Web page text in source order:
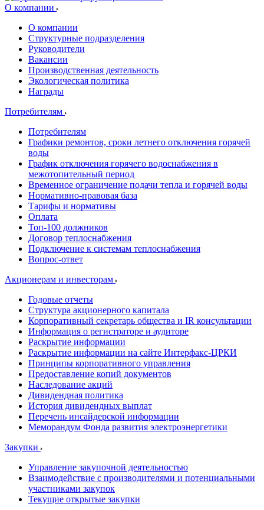
О компании
О компании
Структурные подразделения
Руководители
Вакансии
Производственная деятельность
Экологическая политика
Награды
Потребителям
Потребителям
Графики ремонтов, сроки летнего отключения горячей
воды
График отключения горячего водоснабжения в
межотопительный период
Временное ограничение подачи тепла и горячей воды
Нормативно-правовая база
Тарифы и нормативы
Оплата
Топ-100 должников
Договор теплоснабжения
Подключение к системам теплоснабжения
Вопрос-ответ
Акционерам и инвесторам
Годовые отчеты
Структура акционерного капитала
Корпоративный секретарь общества и IR консультации
Информация о регистраторе и аудиторе
Раскрытие информации
Раскрытие информации на сайте Интерфакс-ЦРКИ
Принципы корпоративного управления
Предоставление копий документов
Наследование акций
Дивидендная политика
История дивидендных выплат
Перечень инсайдерской информации
Меморандум Фонда развития электроэнергетики
Закупки
Управление закупочной деятельностью
Взаимодействие с производителями и потенциальными
участниками закупок
Текущие открытые закупки